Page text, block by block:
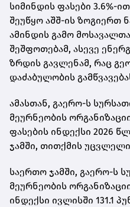
სიმინდის ფასები 3.6%-
შეუწყო აშშ-ის ზოგიერთ
ამინდის გამო
შეშფოთებამ, ასევე
ზრდის გავლენამ, რაც
დაძაბულობის
ამასთან, გაერო-ს
მეურნეობის
ფასების ინდექსი 2026
ჯამში, თითქმის
საერთო ჯამში, გაერო-ს
მეურნეობის
ინდექსი ივლისში 131.1